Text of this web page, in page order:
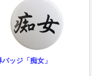
バッジ「痴女」